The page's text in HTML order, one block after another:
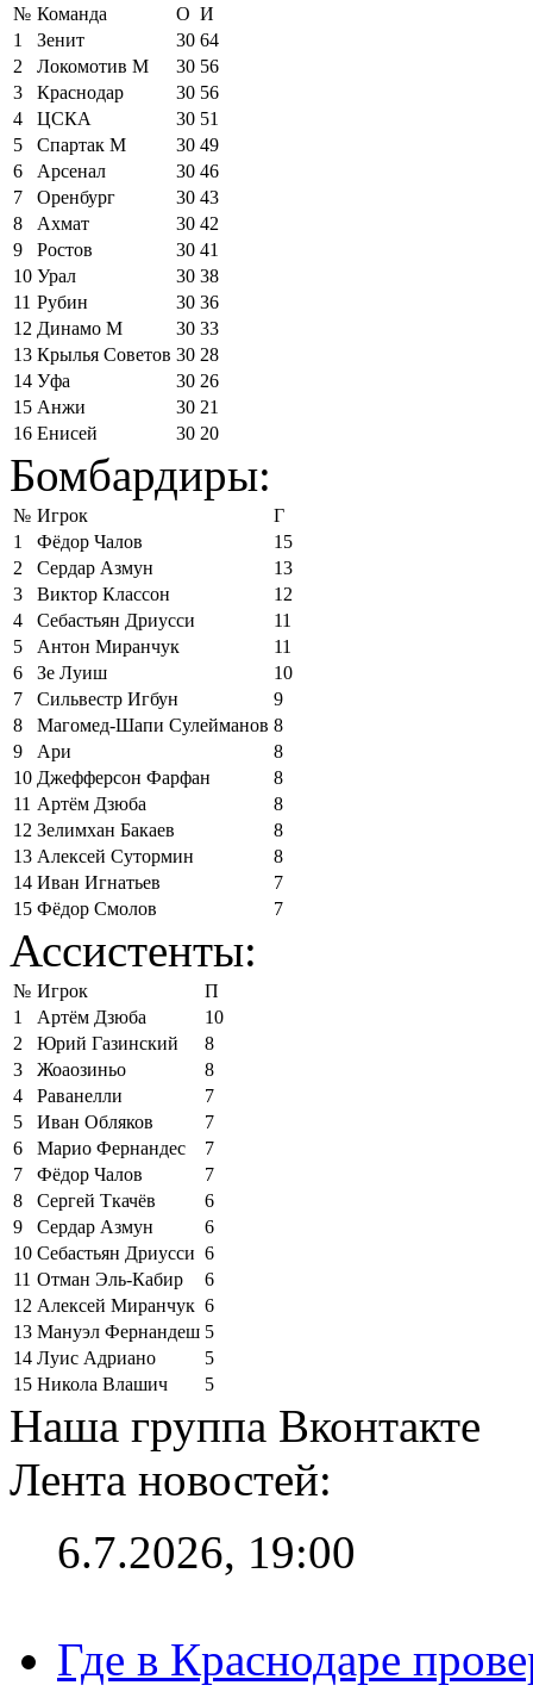
№ Команда О И
1
Зенит 30 64
2
Локомотив М 30 56
3
Краснодар 30 56
4
ЦСКА 30 51
5
Спартак М 30 49
6
Арсенал 30 46
7
Оренбург 30 43
8
Ахмат 30 42
9
Ростов 30 41
10 Урал 30 38
11 Рубин 30 36
12 Динамо М 30 33
13 Крылья Советов 30 28
14 Уфа 30 26
15 Анжи 30 21
16 Енисей 30 20
Бомбардиры:
№ Игрок
Г
1
Фёдор Чалов
15
2
Сердар Азмун
13
3
Виктор Классон
12
4
Себастьян Дриусси
11
5
Антон Миранчук
11
6
Зе Луиш
10
7
Сильвестр Игбун
9
8
Магомед-Шапи Сулейманов 8
9
Ари
8
10 Джефферсон Фарфан
8
11 Артём Дзюба
8
12 Зелимхан Бакаев
8
13 Алексей Сутормин
8
14 Иван Игнатьев
7
15 Фёдор Смолов 7
Ассистенты:
№ Игрок
П
1
Артём Дзюба
10
2
Юрий Газинский
8
3
Жоаозиньо
8
4
Раванелли
7
5
Иван Обляков
7
6
Марио Фернандес
7
7
Фёдор Чалов
7
8
Сергей Ткачёв
6
9
Сердар Азмун
6
10 Себастьян Дриусси 6
11 Отман Эль-Кабир
6
12 Алексей Миранчук 6
13 Мануэл Фернандеш 5
14 Луис Адриано
5
15 Никола Влашич 5
Наша группа Вконтакте
Лента новостей:
6.7.2026, 19:00
Где в Краснодаре